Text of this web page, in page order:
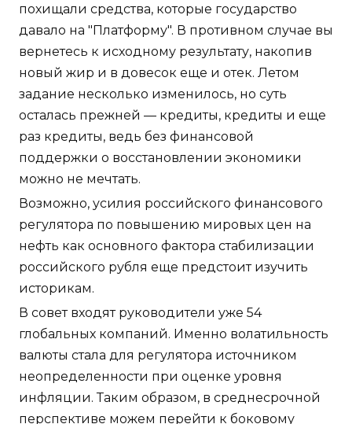
похищали средства, которые государство
давало на "Платформу". В противном случае вы
вернетесь к исходному результату, накопив
новый жир и в довесок еще и отек. Летом
задание несколько изменилось, но суть
осталась прежней — кредиты, кредиты и еще
раз кредиты, ведь без финансовой
поддержки о восстановлении экономики
можно не мечтать.
Возможно, усилия российского финансового
регулятора по повышению мировых цен на
нефть как основного фактора стабилизации
российского рубля еще предстоит изучить
историкам.
В совет входят руководители уже 54
глобальных компаний. Именно волатильность
валюты стала для регулятора источником
неопределенности при оценке уровня
инфляции. Таким образом, в среднесрочной
перспективе можем перейти к боковому